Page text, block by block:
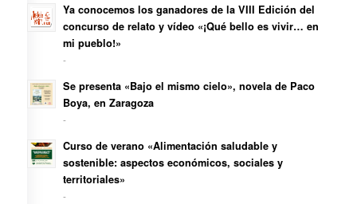
Ya conocemos los ganadores de la VIII Edición del
concurso de relato y vídeo «¡Qué bello es vivir… en
mi pueblo!»
-
Se presenta «Bajo el mismo cielo», novela de Paco
Boya, en Zaragoza
-
Curso de verano «Alimentación saludable y
sostenible: aspectos económicos, sociales y
territoriales»
-